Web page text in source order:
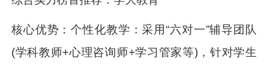
核心优势：个性化教学：采用“六对一”辅导团队
(学科教师+心理咨询师+学习管家等)，针对学生